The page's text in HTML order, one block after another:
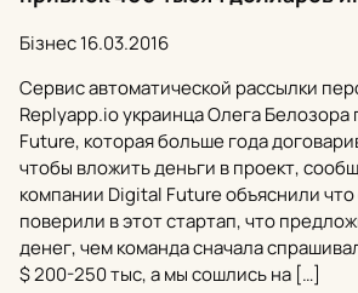
Бізнес16.03.2016
Сервис автоматической рассылки
Replyapp.io украинца Олега Белозора
Future, которая больше года
чтобы вложить деньги в проект,
компании Digital Future объяснили
поверили в этот стартап, что
денег, чем команда сначала
$ 200-250 тыс, а мы сошлись на […]